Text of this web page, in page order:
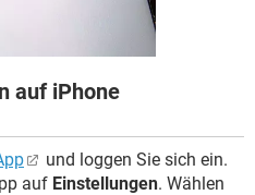
auf iPhone
und loggen Sie sich ein.
auf Einstellungen. Wählen